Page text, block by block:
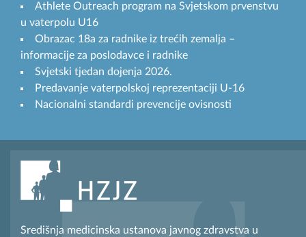
Athlete Outreach program na Svjetskom prvenstvu
u vaterpolu U16
Obrazac 18a za radnike iz trećih zemalja –
informacije za poslodavce i radnike
Svjetski tjedan dojenja 2026.
Predavanje vaterpolskoj reprezentaciji U-16
Nacionalni standardi prevencije ovisnosti
Središnja medicinska ustanova javnog zdravstva u